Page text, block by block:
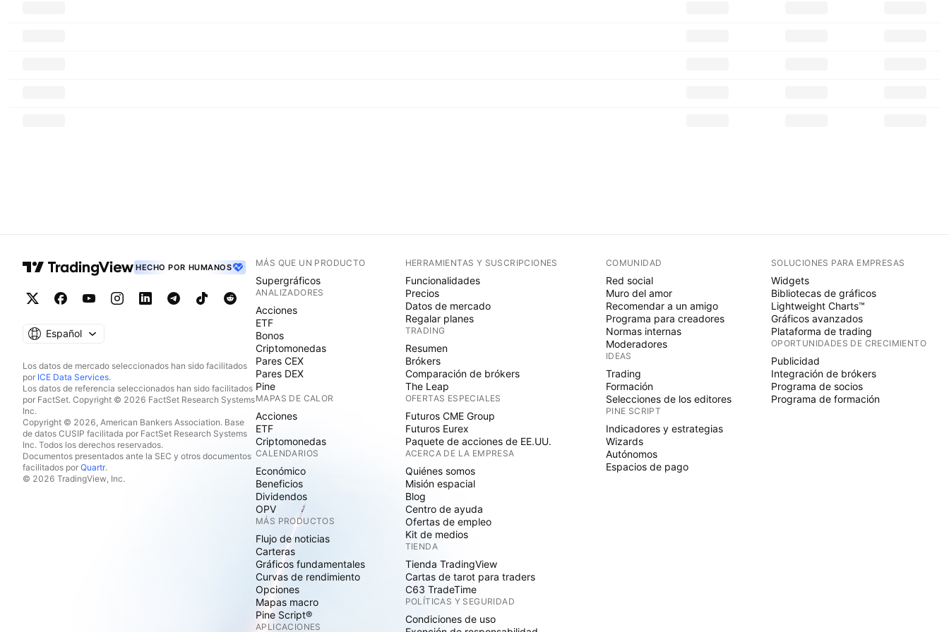
HECHO POR HUMANOS
Español
Los datos de mercado seleccionados han sido facilitados
por ICE Data Services.
Los datos de referencia seleccionados han sido facilitados
por FactSet. Copyright © 2026 FactSet Research Systems
Inc.
Copyright © 2026, American Bankers Association. Base
de datos CUSIP facilitada por FactSet Research Systems
Inc. Todos los derechos reservados.
Documentos presentados ante la SEC y otros documentos
facilitados por Quartr.
© 2026 TradingView, Inc.
MÁS QUE UN PRODUCTO
Supergráficos
ANALIZADORES
Acciones
ETF
Bonos
Criptomonedas
Pares CEX
Pares DEX
Pine
MAPAS DE CALOR
Acciones
ETF
Criptomonedas
CALENDARIOS
Económico
Beneficios
Dividendos
OPV
MÁS PRODUCTOS
Flujo de noticias
Carteras
Gráficos fundamentales
Curvas de rendimiento
Opciones
Mapas macro
Pine Script®
APLICACIONES
HERRAMIENTAS Y SUSCRIPCIONES
Funcionalidades
Precios
Datos de mercado
Regalar planes
TRADING
Resumen
Brókers
Comparación de brókers
The Leap
OFERTAS ESPECIALES
Futuros CME Group
Futuros Eurex
Paquete de acciones de EE.UU.
ACERCA DE LA EMPRESA
Quiénes somos
Misión espacial
Blog
Centro de ayuda
Ofertas de empleo
Kit de medios
TIENDA
Tienda TradingView
Cartas de tarot para traders
C63 TradeTime
POLÍTICAS Y SEGURIDAD
Condiciones de uso
COMUNIDAD
Red social
Muro del amor
Recomendar a un amigo
Programa para creadores
Normas internas
Moderadores
IDEAS
Trading
Formación
Selecciones de los editores
PINE SCRIPT
Indicadores y estrategias
Wizards
Autónomos
Espacios de pago
SOLUCIONES PARA EMPRESAS
Widgets
Bibliotecas de gráficos
Lightweight Charts™
Gráficos avanzados
Plataforma de trading
OPORTUNIDADES DE CRECIMIENTO
Publicidad
Integración de brókers
Programa de socios
Programa de formación